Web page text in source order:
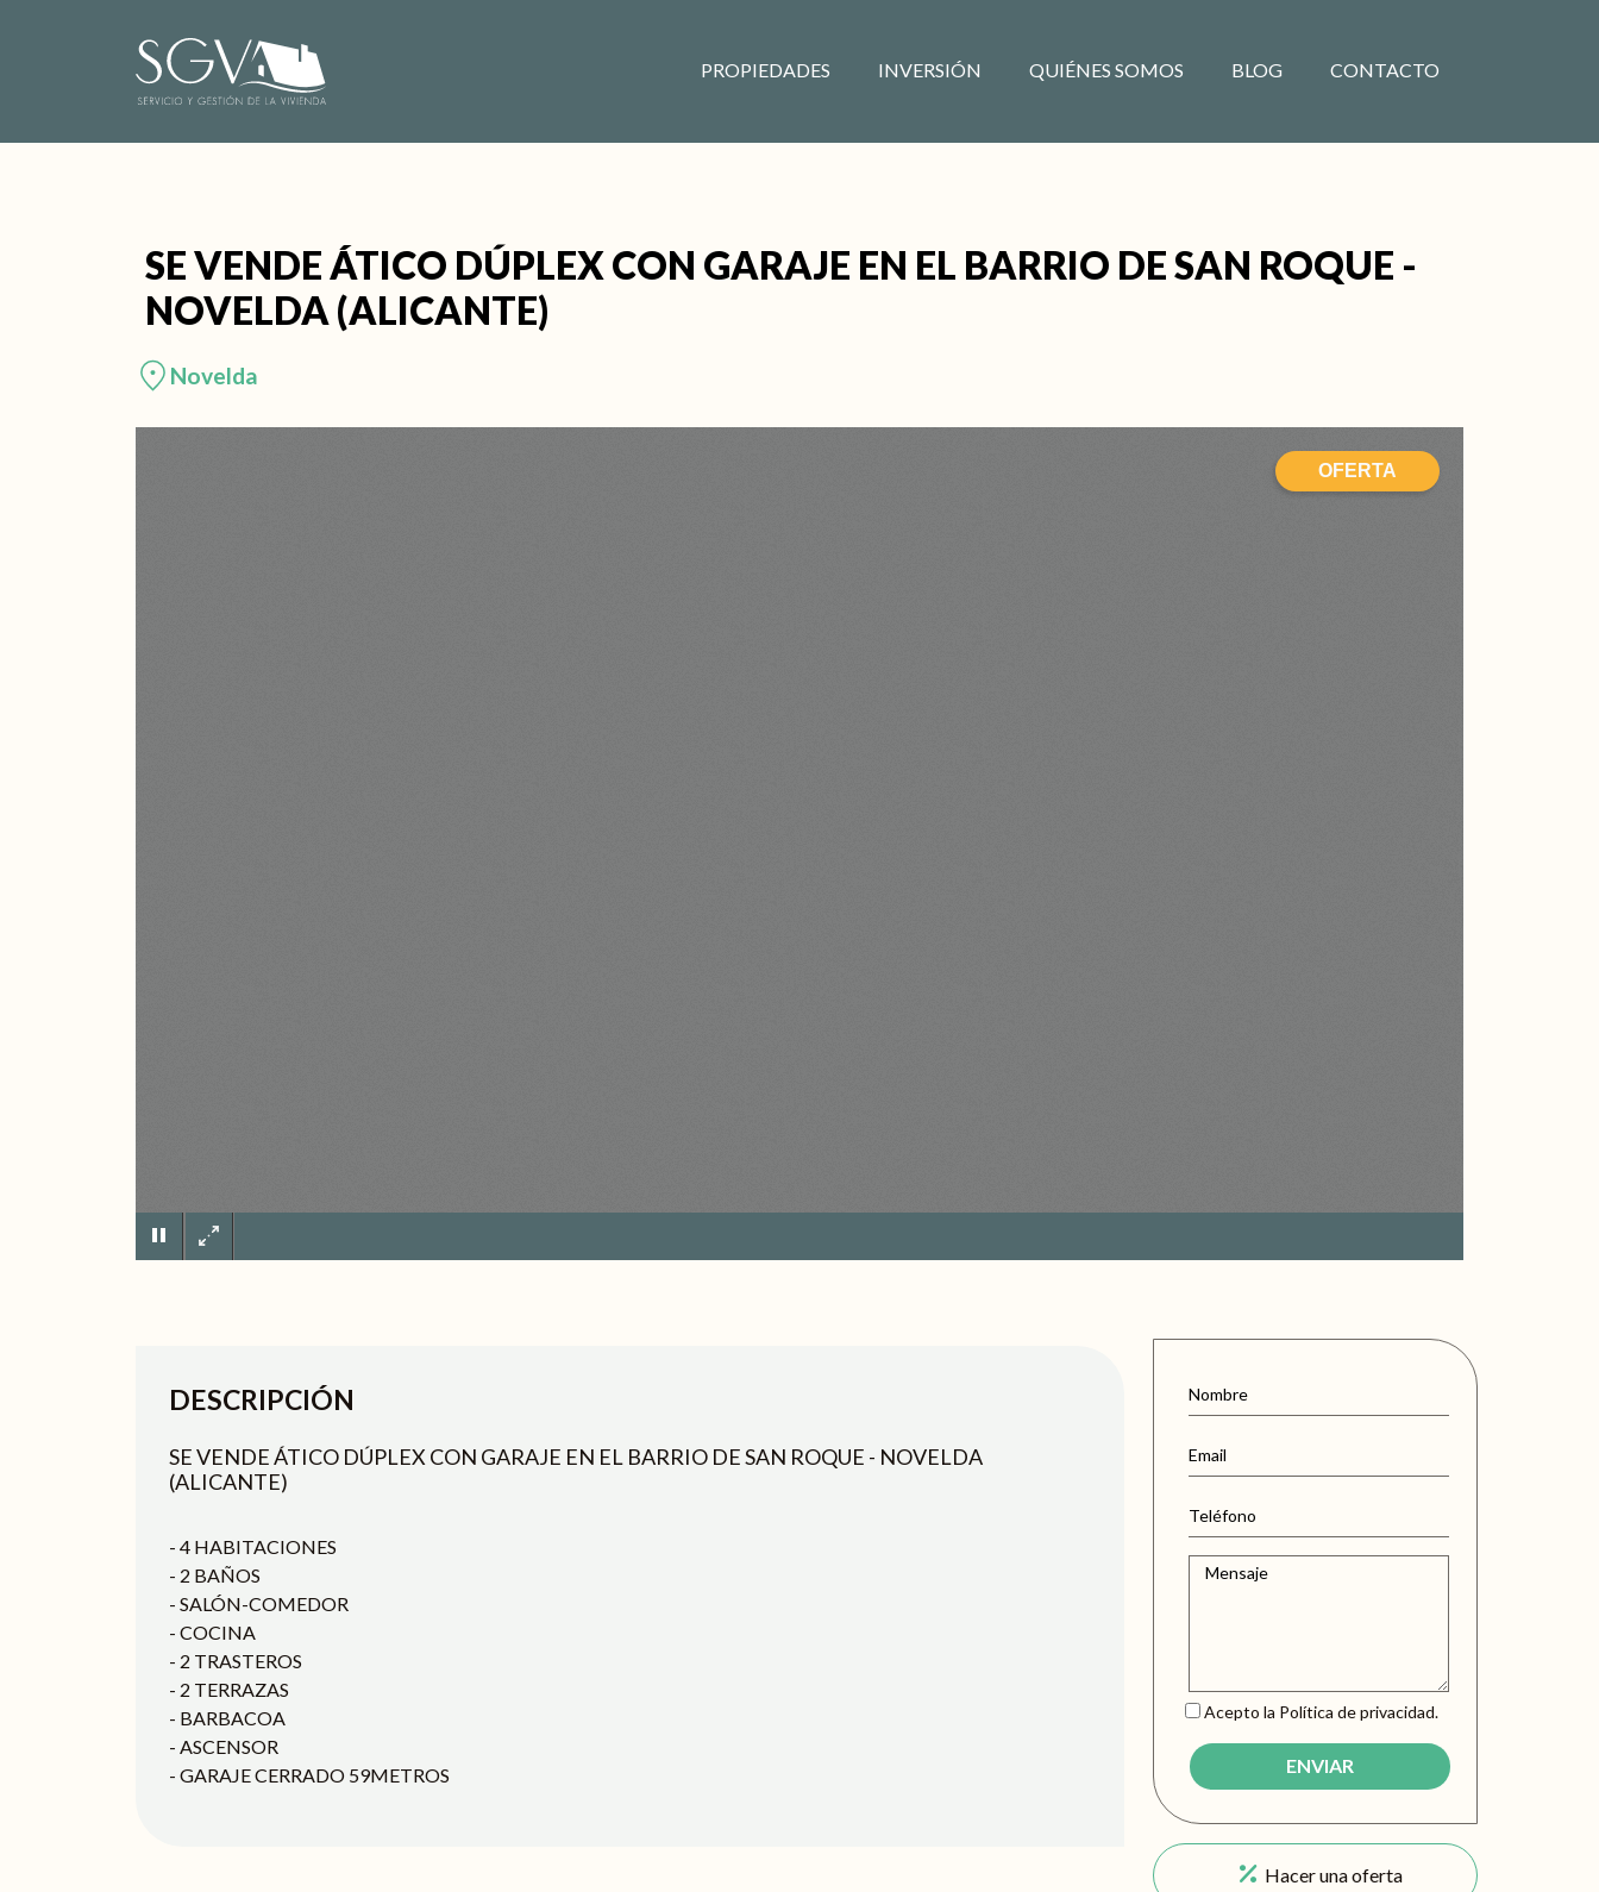
Navegación principal PROPIEDADES INVERSIÓN QUIÉNES SOMOS BLOG CONTACTO
SE VENDE ÁTICO DÚPLEX CON GARAJE EN EL BARRIO DE SAN ROQUE -
NOVELDA (ALICANTE)
Novelda
OFERTA
DESCRIPCIÓN
SE VENDE ÁTICO DÚPLEX CON GARAJE EN EL BARRIO DE SAN ROQUE - NOVELDA
(ALICANTE)
- 4 HABITACIONES
- 2 BAÑOS
- SALÓN-COMEDOR
- COCINA
- 2 TRASTEROS
- 2 TERRAZAS
- BARBACOA
- ASCENSOR
- GARAJE CERRADO 59METROS
Acepto la Política de privacidad.
Hacer una oferta